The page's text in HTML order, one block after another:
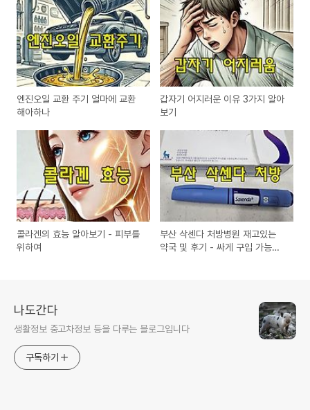
엔진오일 교환 주기 얼마에 교환
해아하나
갑자기 어지러운 이유 3가지 알아
보기
콜라겐의 효능 알아보기 - 피부를
위하여
부산 삭센다 처방병원 재고있는
약국 및 후기 - 싸게 구입 가능한
나도간다
생활정보 중고차정보 등을 다루는 블로그입니다
구독하기